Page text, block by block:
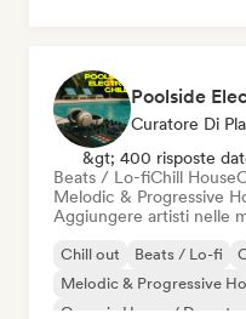
Poolside
Curatore Di
&gt; 400 risposte
Beats / Lo-fiChill House
Melodic & Progressive
Aggiungere artisti nelle
Chill out Beats / Lo-fi
Melodic & Progressive
Organic House /